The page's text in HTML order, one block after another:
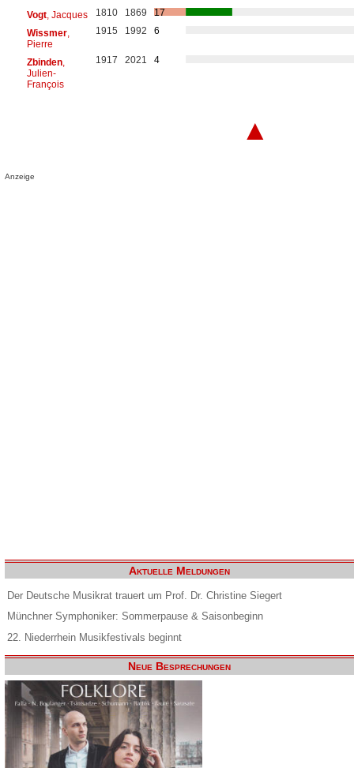
Vogt, Jacques 1810 1869
17
Wissmer,
Pierre
1915 1992 6
Zbinden,
Julien-
François
1917 2021 4
▲
Anzeige
Aktuelle Meldungen
Der Deutsche Musikrat trauert um Prof. Dr. Christine Siegert
Münchner Symphoniker: Sommerpause & Saisonbeginn
22. Niederrhein Musikfestivals beginnt
Neue Besprechungen